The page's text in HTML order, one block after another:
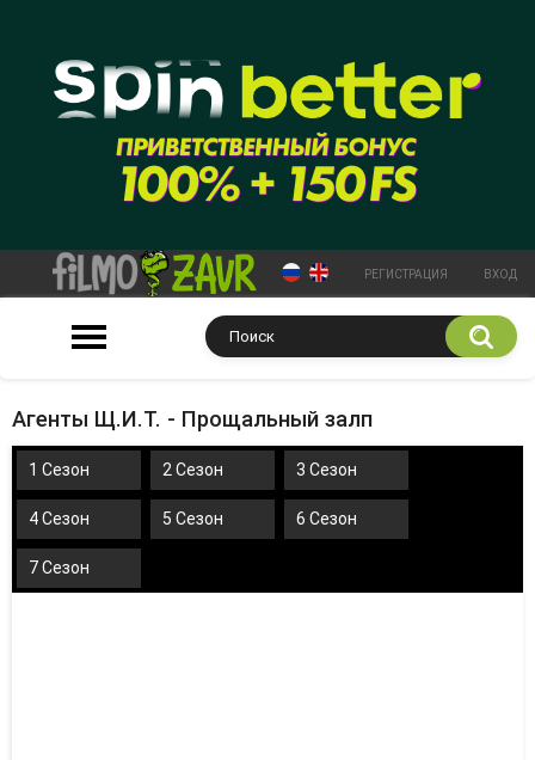
РЕГИСТРАЦИЯ ВХОД
Агенты Щ.И.Т. - Прощальный залп
1 Сезон 2 Сезон 3 Сезон
4 Сезон 5 Сезон 6 Сезон
7 Сезон